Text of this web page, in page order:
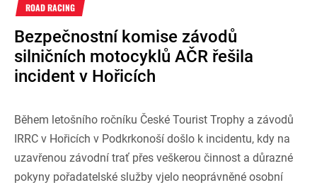
ROAD RACING
Bezpečnostní komise závodů
silničních motocyklů AČR řešila
incident v Hořicích
Během letošního ročníku České Tourist Trophy a závodů
IRRC v Hořicích v Podkrkonoší došlo k incidentu, kdy na
uzavřenou závodní trať přes veškerou činnost a důrazné
pokyny pořadatelské služby vjelo neoprávněné osobní